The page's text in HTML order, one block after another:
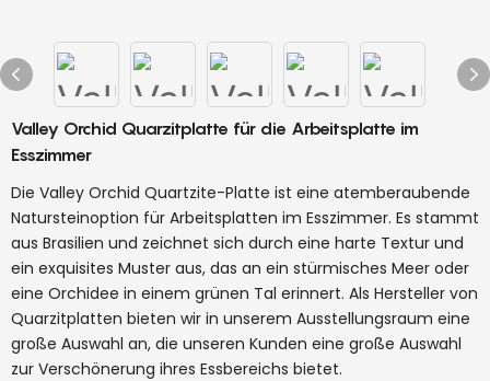
Valley Orchid Quarzitplatte für die Arbeitsplatte im
Esszimmer
Die Valley Orchid Quartzite-Platte ist eine atemberaubende
Natursteinoption für Arbeitsplatten im Esszimmer. Es stammt
aus Brasilien und zeichnet sich durch eine harte Textur und
ein exquisites Muster aus, das an ein stürmisches Meer oder
eine Orchidee in einem grünen Tal erinnert. Als Hersteller von
Quarzitplatten bieten wir in unserem Ausstellungsraum eine
große Auswahl an, die unseren Kunden eine große Auswahl
zur Verschönerung ihres Essbereichs bietet.